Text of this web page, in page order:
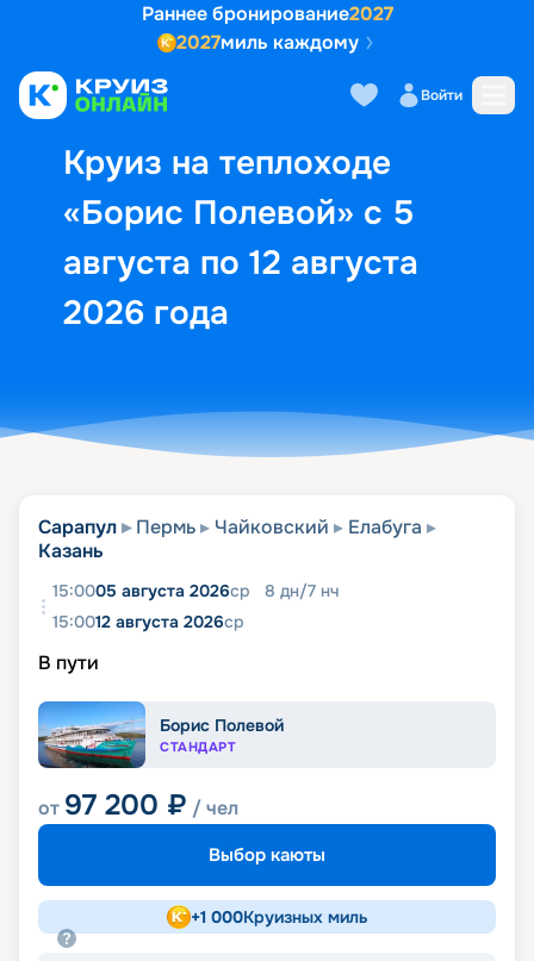
Раннее бронирование2027
2027миль каждому
Войти
Круиз на теплоходе
«Борис Полевой» с 5
августа по 12 августа
2026 года
Выбор кают Маршрут и
Сарапул Пермь Чайковский
Елабуга
Казань
15:0005 августа 2026ср 8 дн/7 нч
15:0012 августа 2026ср
В пути
Борис Полевой
СТАНДАРТ
от 97 200 ₽ / чел
Выбор каюты
+1 000Круизных миль